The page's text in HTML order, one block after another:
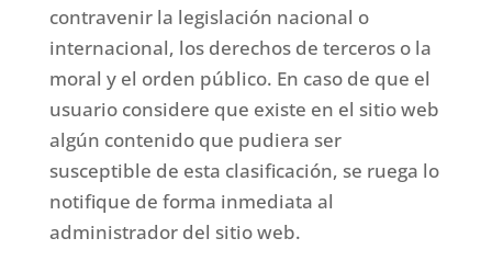
contravenir la legislación nacional o
internacional, los derechos de terceros o la
moral y el orden público. En caso de que el
usuario considere que existe en el sitio web
algún contenido que pudiera ser
susceptible de esta clasificación, se ruega lo
notifique de forma inmediata al
administrador del sitio web.